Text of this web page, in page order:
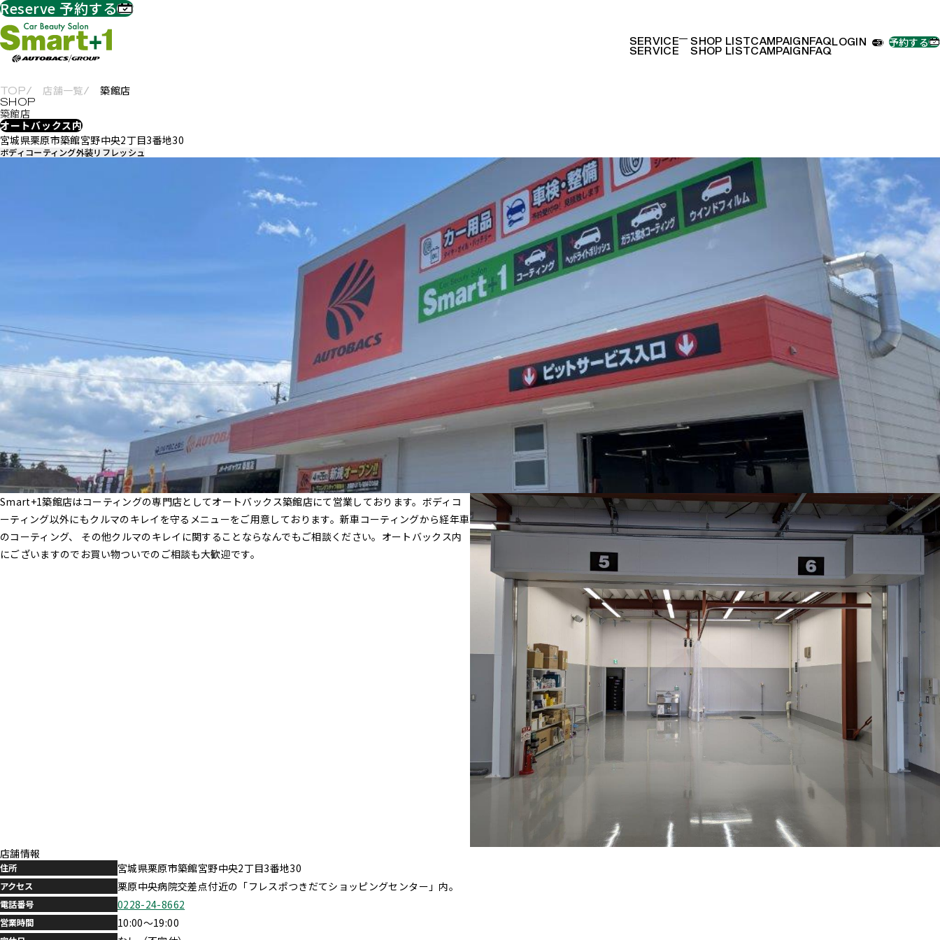
SERVICE
SERVICE
ボディコーティングSHOP LIST
SHOP LIST
CAMPAIGN
CAMPAIGN
FAQ
FAQ
LOGIN 予約する
TOP 店舗一覧
築館店
築館店
オートバックス内
宮城県栗原市築館宮野中央2丁目3番地30
ボディコーティング外装リフレッシュ
Smart+1築館店はコーティングの専門店としてオートバックス築館店にて営業しております。ボディコ
ーティング以外にもクルマのキレイを守るメニューをご用意しております。新車コーティングから経年車
のコーティング、 その他クルマのキレイに関することならなんでもご相談ください。オートバックス内
にございますのでお買い物ついでのご相談も大歓迎です。
店舗情報
住所 宮城県栗原市築館宮野中央2丁目3番地30
アクセス 栗原中央病院交差点付近の「フレスポつきだてショッピングセンター」内。
電話番号 0228-24-8662
営業時間 10:00～19:00
Reserve 予約する